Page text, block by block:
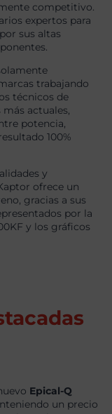
competitivo.
expertos para
sus altas
trabajando
técnicos de
actuales,
potencia,
100%
y
ofrece un
gracias a sus
por la
y los gráficos
Epical-Q
un precio